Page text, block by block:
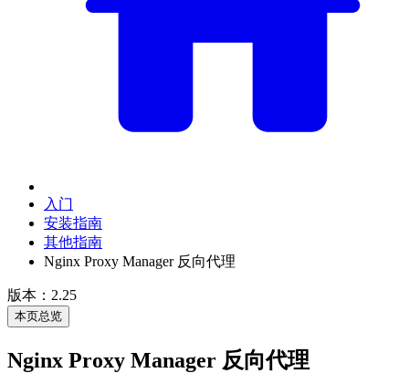
入门
安装指南
其他指南
Nginx Proxy Manager 反向代理
版本：2.25
本页总览
Nginx Proxy Manager 反向代理